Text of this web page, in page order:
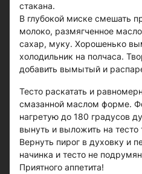
стакана.
В глубокой миске смешать
молоко, размягченное
сахар, муку. Хорошенько
холодильник на полчаса.
добавить вымытый и
Тесто раскатать и
смазанной маслом форме.
нагретую до 180 градусов
вынуть и выложить на
Вернуть пирог в духовку и
начинка и тесто не
Приятного аппетита!